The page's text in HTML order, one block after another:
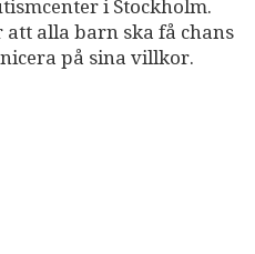
i Stockholm.
alla barn ska få chans
på sina villkor.